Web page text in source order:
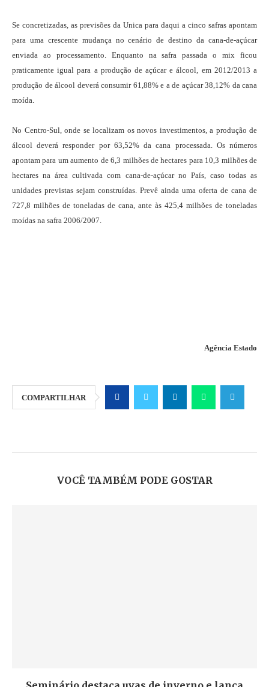
Se concretizadas, as previsões da Unica para daqui a cinco safras apontam
para uma crescente mudança no cenário de destino da cana-de-açúcar
enviada ao processamento. Enquanto na safra passada o mix ficou
praticamente igual para a produção de açúcar e álcool, em 2012/2013 a
produção de álcool deverá consumir 61,88% e a de açúcar 38,12% da cana
moída.
No Centro-Sul, onde se localizam os novos investimentos, a produção de
álcool deverá responder por 63,52% da cana processada. Os números
apontam para um aumento de 6,3 milhões de hectares para 10,3 milhões de
hectares na área cultivada com cana-de-açúcar no País, caso todas as
unidades previstas sejam construídas. Prevê ainda uma oferta de cana de
727,8 milhões de toneladas de cana, ante às 425,4 milhões de toneladas
moídas na safra 2006/2007.
Agência Estado
COMPARTILHAR
VOCÊ TAMBÉM PODE GOSTAR